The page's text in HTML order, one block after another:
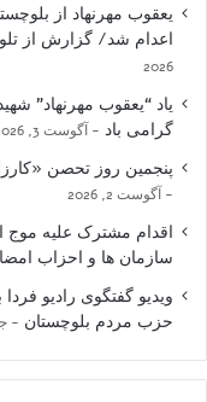
یعقوب مهرنهاد از
اعدام شد/ گزارش از
2026
یاد “یعقوب مهرنهاد”
گرامی باد
آگوست 3, 2026
پنجمین روز تحصن
آگوست 2, 2026
اقدام مشترک علیه موج
سازمان ها و احزاب
ویدیو گفتگوی رادیو
حزب مردم بلوچستان